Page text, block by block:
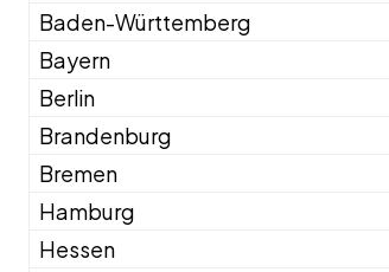
Baden-Württemberg
Bayern
Berlin
Brandenburg
Bremen
Hamburg
Hessen